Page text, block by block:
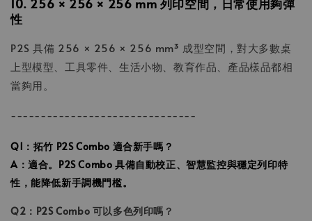
10. 256 × 256 × 256 mm 列印空間，日常使用夠彈
性
P2S 具備 256 × 256 × 256 mm³ 成型空間，對大多數桌
上型模型、工具零件、生活小物、教育作品、產品樣品都相
當夠用。
-------------------------------
Q1：拓竹 P2S Combo 適合新手嗎？
A：適合。P2S Combo 具備自動校正、智慧監控與穩定列印特
性，能降低新手調機門檻。
Q2：P2S Combo 可以多色列印嗎？